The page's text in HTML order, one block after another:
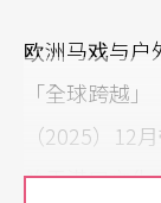
欧洲马戏与户
「全球跨越
（2025）12
始于港口文化